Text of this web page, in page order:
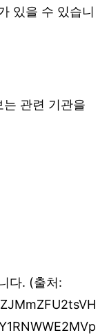
있을 수 있습니
관련 기관을
다. (출처: